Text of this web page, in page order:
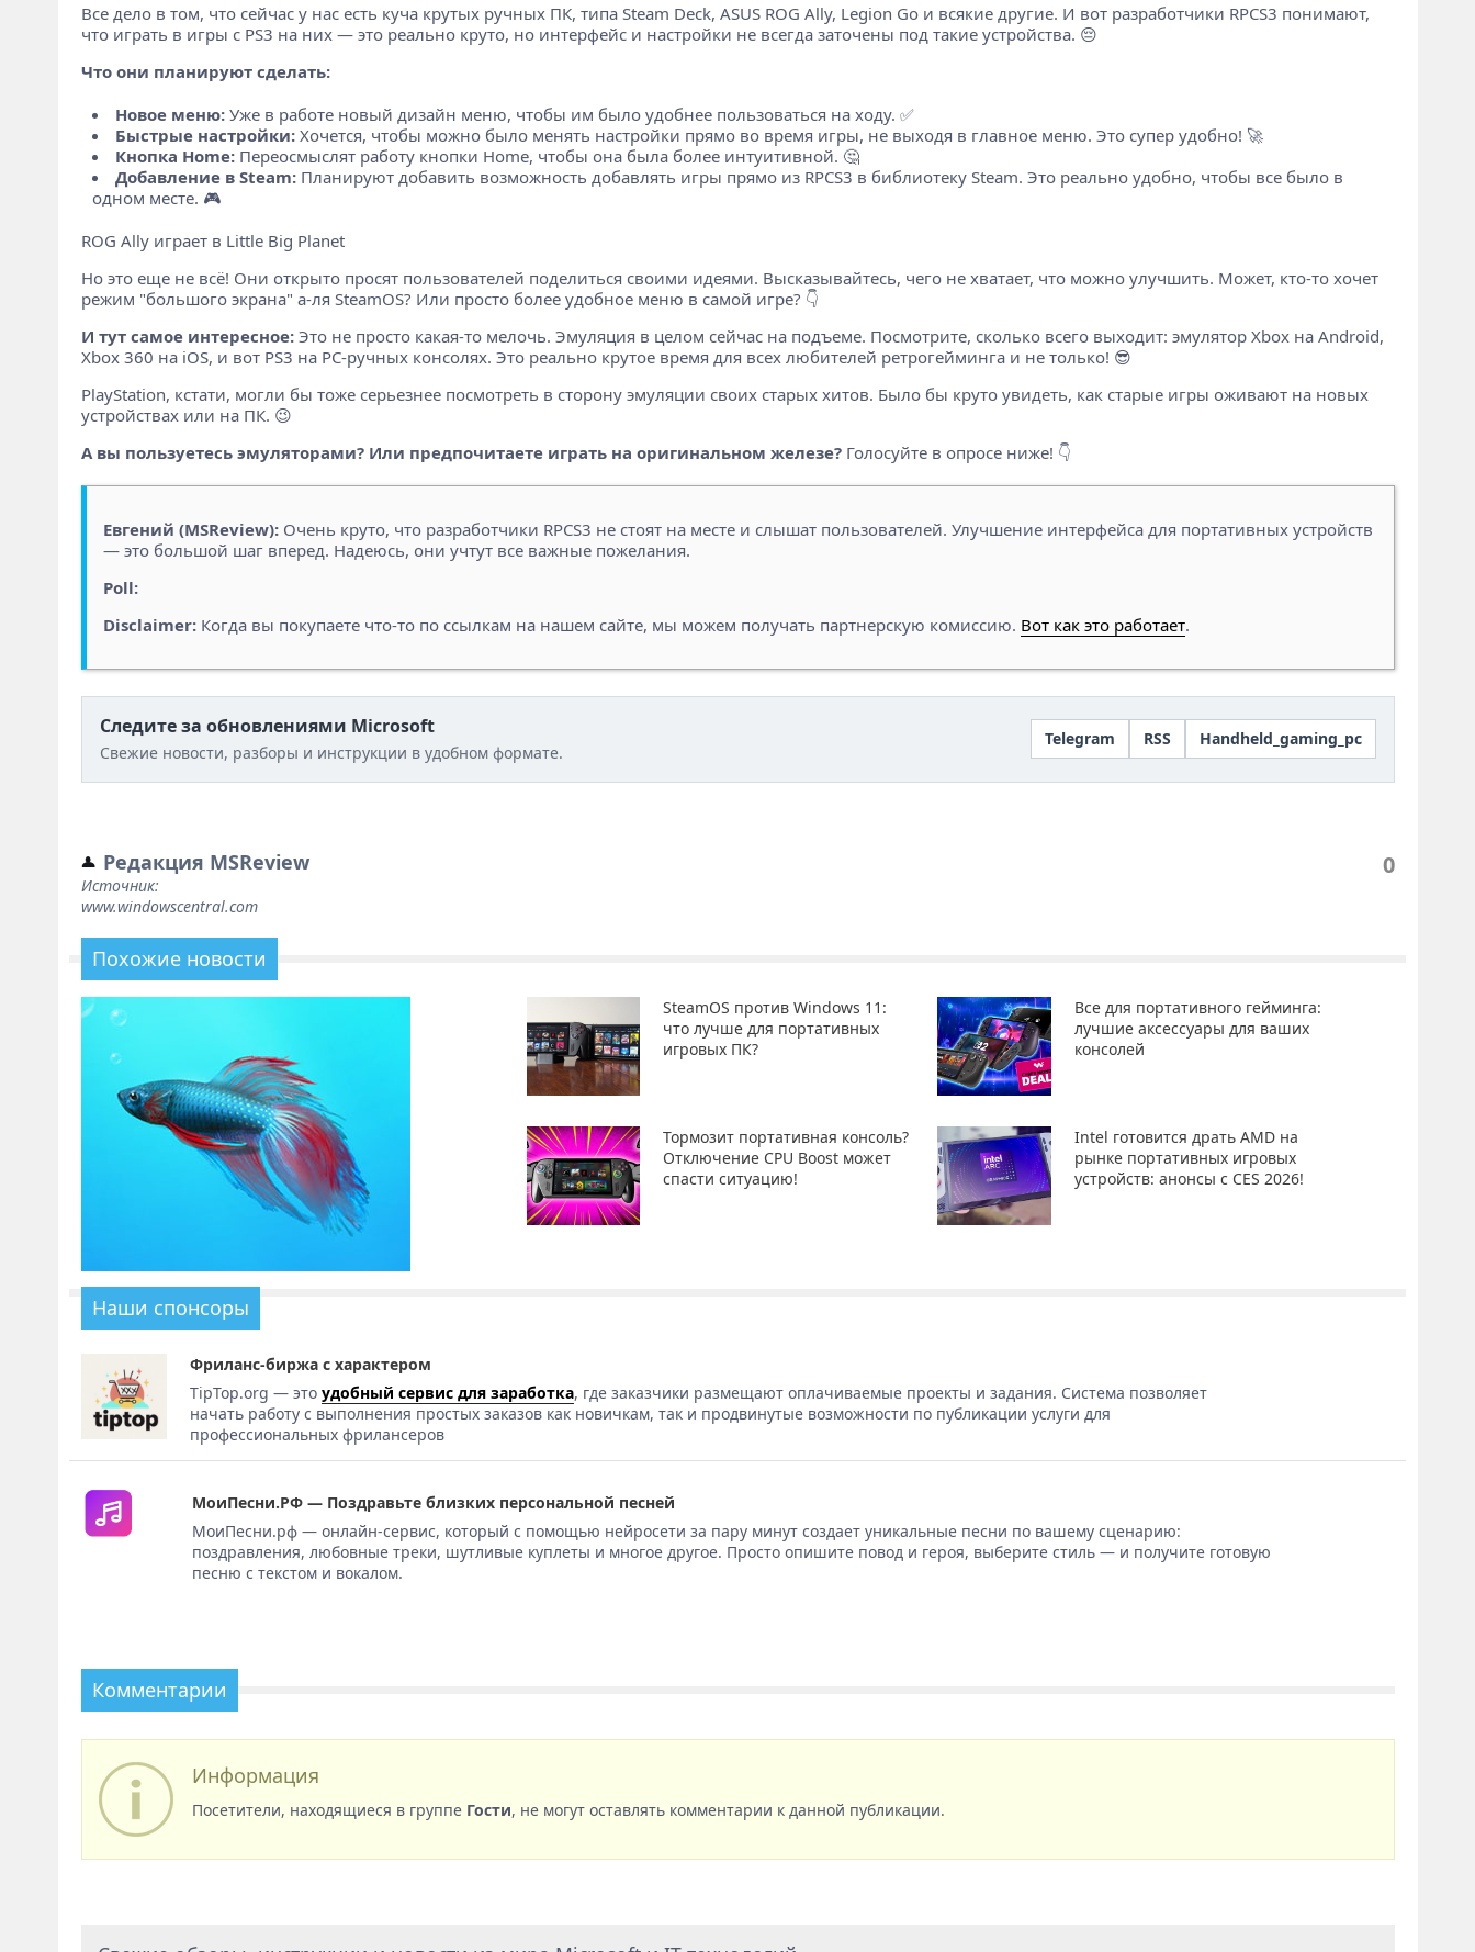
Все дело в том, что сейчас у нас есть куча крутых ручных ПК, типа Steam Deck, ASUS ROG Ally, Legion Go и всякие другие. И вот разработчики RPCS3 понимают,
что играть в игры с PS3 на них — это реально круто, но интерфейс и настройки не всегда заточены под такие устройства. 😔
Что они планируют сделать:
Новое меню:Уже в работе новый дизайн меню, чтобы им было удобнее пользоваться на ходу. ✅
Быстрые настройки:Хочется, чтобы можно было менять настройки прямо во время игры, не выходя в главное меню. Это супер удобно! 🚀
Кнопка Home:Переосмыслят работу кнопки Home, чтобы она была более интуитивной. 🤔
Добавление в Steam:Планируют добавить возможность добавлять игры прямо из RPCS3 в библиотеку Steam. Это реально удобно, чтобы все было в
одном месте. 🎮
ROG Ally играет в Little Big Planet
Но это еще не всё! Они открыто просят пользователей поделиться своими идеями. Высказывайтесь, чего не хватает, что можно улучшить. Может, кто-то хочет
режим "большого экрана" а-ля SteamOS? Или просто более удобное меню в самой игре? 👇
И тут самое интересное:Это не просто какая-то мелочь. Эмуляция в целом сейчас на подъеме. Посмотрите, сколько всего выходит: эмулятор Xbox на Android,
Xbox 360 на iOS, и вот PS3 на PC-ручных консолях. Это реально крутое время для всех любителей ретрогейминга и не только! 😎
PlayStation, кстати, могли бы тоже серьезнее посмотреть в сторону эмуляции своих старых хитов. Было бы круто увидеть, как старые игры оживают на новых
устройствах или на ПК. 😉
А вы пользуетесь эмуляторами? Или предпочитаете играть на оригинальном железе?Голосуйте в опросе ниже! 👇
Евгений (MSReview):Очень круто, что разработчики RPCS3 не стоят на месте и слышат пользователей. Улучшение интерфейса для портативных устройств
— это большой шаг вперед. Надеюсь, они учтут все важные пожелания.
Poll:
Disclaimer:Когда вы покупаете что-то по ссылкам на нашем сайте, мы можем получать партнерскую комиссию. Вот как это работает.
Следите за обновлениями Microsoft
Свежие новости, разборы и инструкции в удобном формате.
Telegram RSS Handheld_gaming_pc
Редакция MSReview
Источник:
www.windowscentral.com
0
Похожие новости
SteamOS против Windows 11:
что лучше для портативных
игровых ПК?
Все для портативного гейминга:
лучшие аксессуары для ваших
консолей
Тормозит портативная консоль?
Отключение CPU Boost может
спасти ситуацию!
Intel готовится драть AMD на
рынке портативных игровых
устройств: анонсы с CES 2026!
Наши спонсоры
Фриланс-биржа с характером
TipTop.org — этоудобный сервис для заработка, где заказчики размещают оплачиваемые проекты и задания. Система позволяет
начать работу с выполнения простых заказов как новичкам, так и продвинутые возможности по публикации услуги для
профессиональных фрилансеров
МоиПесни.РФ — Поздравьте близких персональной песней
МоиПесни.рф — онлайн-сервис, который с помощью нейросети за пару минут создает уникальные песни по вашему сценарию:
поздравления, любовные треки, шутливые куплеты и многое другое. Просто опишите повод и героя, выберите стиль — и получите готовую
песню с текстом и вокалом.
Комментарии
Информация
Посетители, находящиеся в группе Гости, не могут оставлять комментарии к данной публикации.